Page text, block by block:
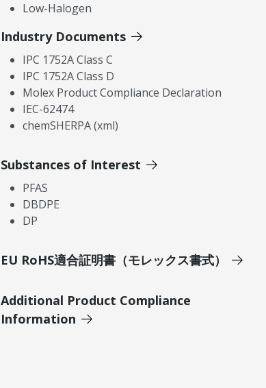
Low-Halogen
Industry Documents
IPC 1752A Class C
IPC 1752A Class D
Molex Product Compliance Declaration
IEC-62474
chemSHERPA (xml)
Substances of Interest
PFAS
DBDPE
DP
EU RoHS適合証明書（モレックス書式）
Additional Product Compliance
Information